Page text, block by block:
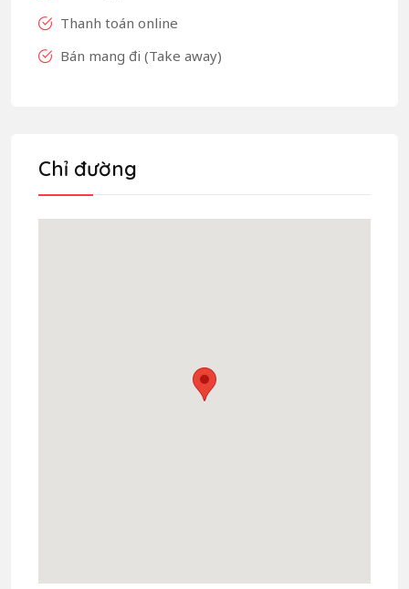
Thanh toán online
Bán mang đi (Take away)
Chỉ đường